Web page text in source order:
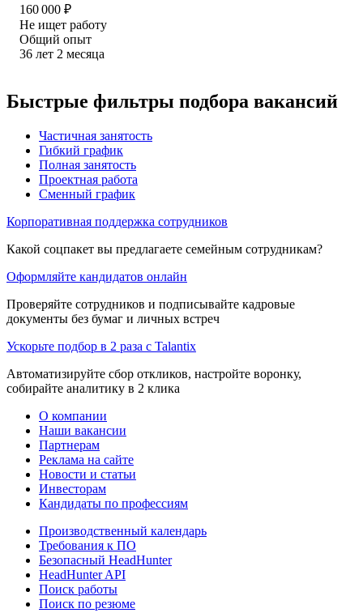
160 000 ₽
Не ищет работу
Общий опыт
36 лет 2 месяца
Быстрые фильтры подбора вакансий
Частичная занятость
Гибкий график
Полная занятость
Проектная работа
Сменный график
Корпоративная поддержка сотрудников
Какой соцпакет вы предлагаете семейным сотрудникам?
Оформляйте кандидатов онлайн
Проверяйте сотрудников и подписывайте кадровые
документы без бумаг и личных встреч
Ускорьте подбор в 2 раза с Talantix
Автоматизируйте сбор откликов, настройте воронку,
собирайте аналитику в 2 клика
О компании
Наши вакансии
Партнерам
Реклама на сайте
Новости и статьи
Инвесторам
Кандидаты по профессиям
Производственный календарь
Требования к ПО
Безопасный HeadHunter
HeadHunter API
Поиск работы
Поиск по резюме